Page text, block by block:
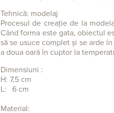
Tehnică: modelaj
Procesul de creație de la
Când forma este gata, obiectul
să se usuce complet și se arde
a doua oară în cuptor la
Dimensiuni :
H: 7,5 cm
L: 6 cm
Material: